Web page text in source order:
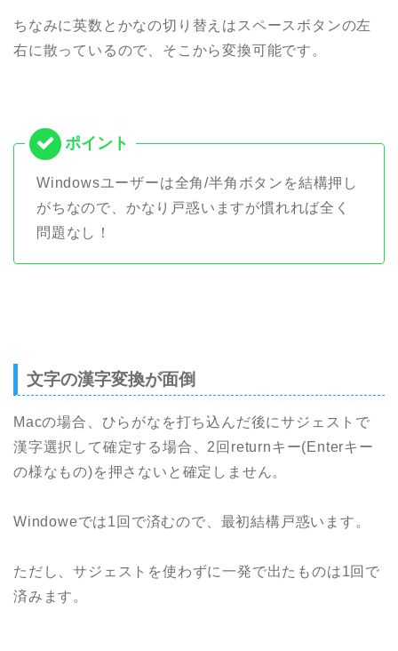
ちなみに英数とかなの切り替えはスペースボタンの左
右に散っているので、そこから変換可能です。
Windowsユーザーは全角/半角ボタンを結構押し
がちなので、かなり戸惑いますが慣れれば全く
問題なし！
文字の漢字変換が面倒
Macの場合、ひらがなを打ち込んだ後にサジェストで
漢字選択して確定する場合、2回returnキー(Enterキー
の様なもの)を押さないと確定しません。
Windoweでは1回で済むので、最初結構戸惑います。
ただし、サジェストを使わずに一発で出たものは1回で
済みます。